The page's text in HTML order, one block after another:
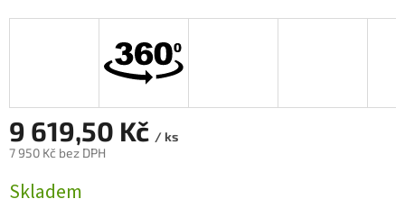
9 619,50 Kč / ks
7 950 Kč bez DPH
cena:
Skladem